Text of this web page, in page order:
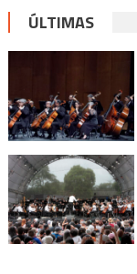
ÚLTIMAS